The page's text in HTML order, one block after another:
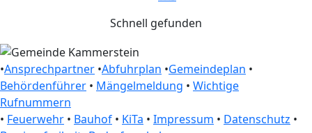
Schnell gefunden
•Ansprechpartner •Abfuhrplan •Gemeindeplan •
Behördenführer • Mängelmeldung • Wichtige
Rufnummern
• Feuerwehr • Bauhof • KiTa • Impressum • Datenschutz •